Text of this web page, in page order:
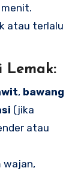
atau terlalu
Lemak:
, bawang
(jika
atau
wajan,